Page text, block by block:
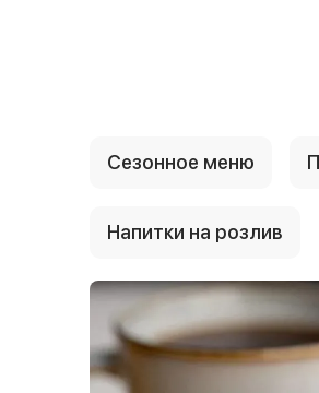
Сезонное меню
Напитки на розлив